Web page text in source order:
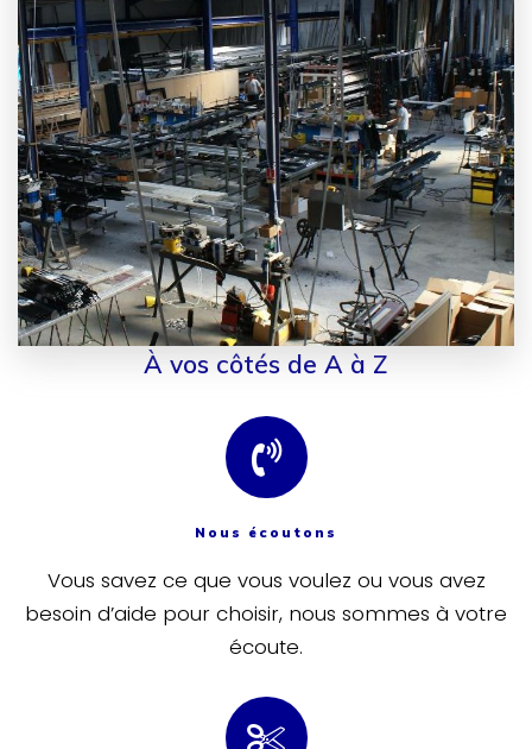
À vos côtés de A à Z
Nous écoutons
Vous savez ce que vous voulez ou vous avez
besoin d’aide pour choisir, nous sommes à votre
écoute.